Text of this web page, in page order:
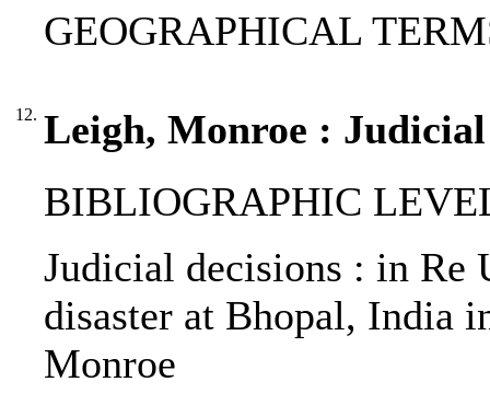
GEOGRAPHICAL
12. Leigh, Monroe : Judicial
BIBLIOGRAPHIC
Judicial decisions : in Re
disaster at Bhopal, India
Monroe